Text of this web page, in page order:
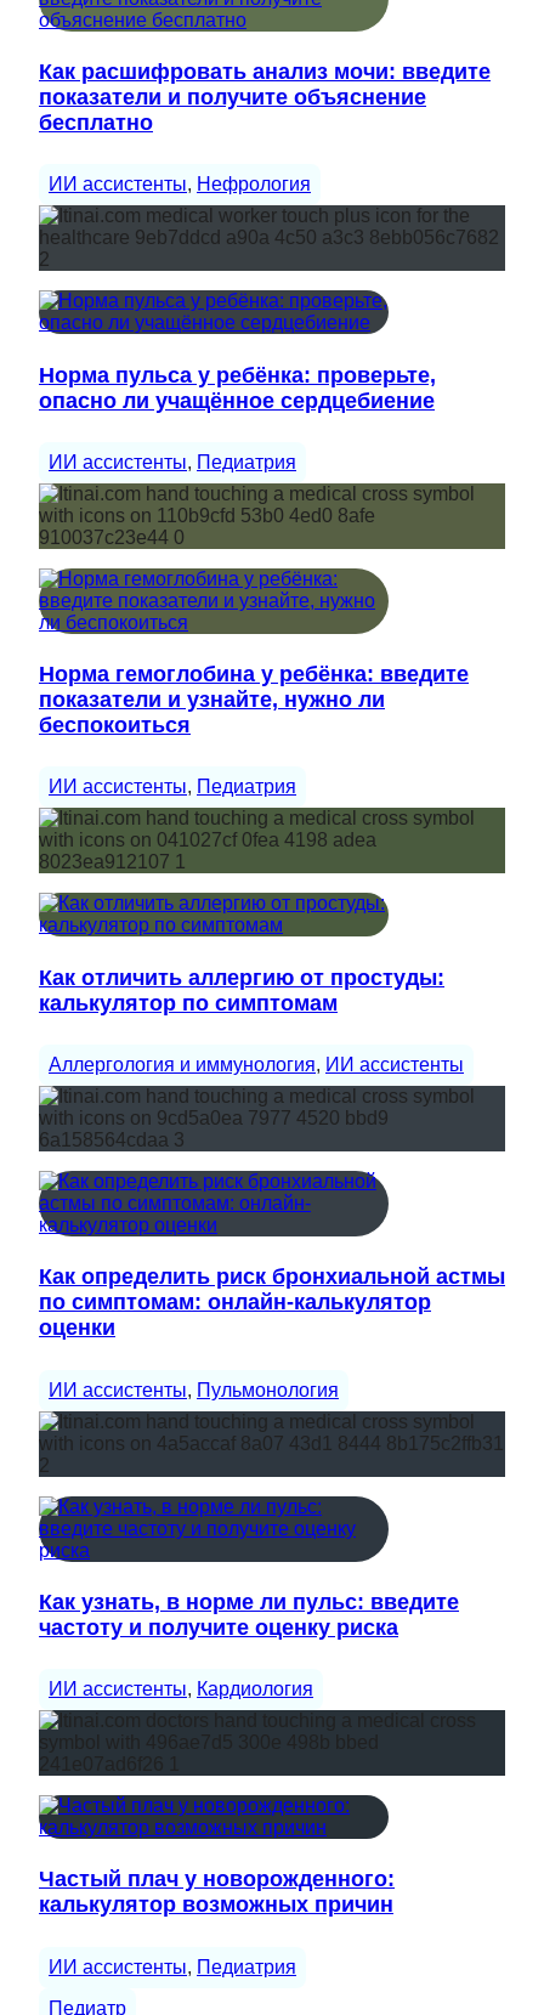
Как расшифровать анализ мочи: введите
показатели и получите объяснение
бесплатно
ИИ ассистенты, Нефрология
Норма пульса у ребёнка: проверьте,
опасно ли учащённое сердцебиение
ИИ ассистенты, Педиатрия
Норма гемоглобина у ребёнка: введите
показатели и узнайте, нужно ли
беспокоиться
ИИ ассистенты, Педиатрия
Как отличить аллергию от простуды:
калькулятор по симптомам
Аллергология и иммунология, ИИ ассистенты
Как определить риск бронхиальной астмы
по симптомам: онлайн-калькулятор
оценки
ИИ ассистенты, Пульмонология
Как узнать, в норме ли пульс: введите
частоту и получите оценку риска
ИИ ассистенты, Кардиология
Частый плач у новорожденного:
калькулятор возможных причин
ИИ ассистенты, Педиатрия
Педиатр